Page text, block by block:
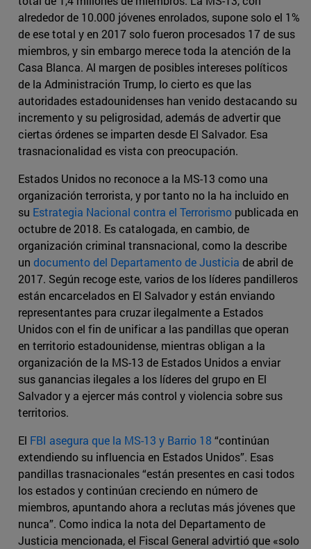
alrededor de 10.000 jóvenes enrolados, supone solo el 1%
de ese total y en 2017 solo fueron procesados 17 de sus
miembros, y sin embargo merece toda la atención de la
Casa Blanca. Al margen de posibles intereses políticos
de la Administración Trump, lo cierto es que las
autoridades estadounidenses han venido destacando su
incremento y su peligrosidad, además de advertir que
ciertas órdenes se imparten desde El Salvador. Esa
trasnacionalidad es vista con preocupación.
Estados Unidos no reconoce a la MS-13 como una
organización terrorista, y por tanto no la ha incluido en
su Estrategia Nacional contra el Terrorismo publicada en
octubre de 2018. Es catalogada, en cambio, de
organización criminal transnacional, como la describe
un documento del Departamento de Justicia de abril de
2017. Según recoge este, varios de los líderes pandilleros
están encarcelados en El Salvador y están enviando
representantes para cruzar ilegalmente a Estados
Unidos con el fin de unificar a las pandillas que operan
en territorio estadounidense, mientras obligan a la
organización de la MS-13 de Estados Unidos a enviar
sus ganancias ilegales a los líderes del grupo en El
Salvador y a ejercer más control y violencia sobre sus
territorios.
El FBI asegura que la MS-13 y Barrio 18 “continúan
extendiendo su influencia en Estados Unidos”. Esas
pandillas trasnacionales “están presentes en casi todos
los estados y continúan creciendo en número de
miembros, apuntando ahora a reclutas más jóvenes que
nunca”. Como indica la nota del Departamento de
Justicia mencionada, el Fiscal General advirtió que «solo